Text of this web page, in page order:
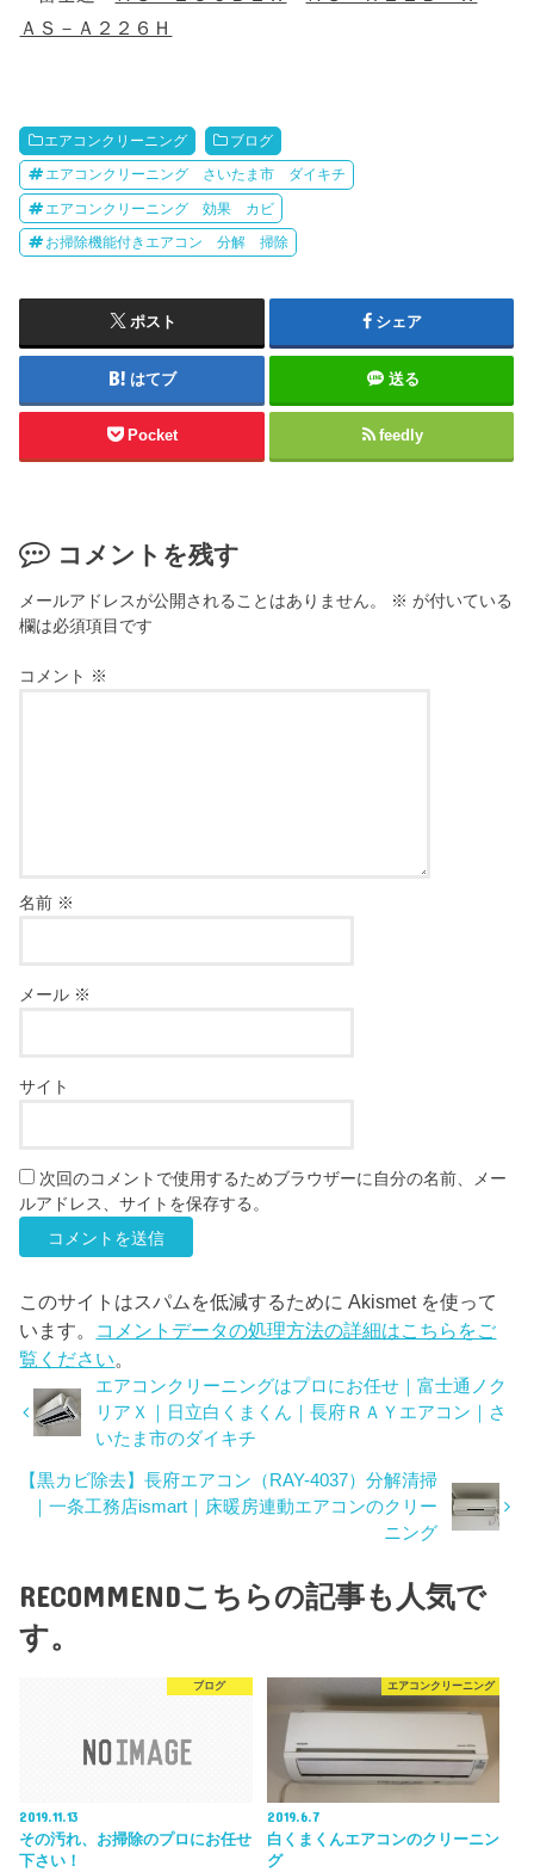
ＡＳ－Ａ２２６Ｈ
エアコンクリーニング ブログ
エアコンクリーニング さいたま市 ダイキチ
エアコンクリーニング 効果 カビ
お掃除機能付きエアコン 分解 掃除
ポスト シェア
はてブ 送る
Pocket feedly
コメントを残す
メールアドレスが公開されることはありません。 ※ が付いている
欄は必須項目です
コメント ※
名前 ※
メール ※
サイト
次回のコメントで使用するためブラウザーに自分の名前、メー
ルアドレス、サイトを保存する。
このサイトはスパムを低減するために Akismet を使って
います。 コメントデータの処理方法の詳細はこちらをご
覧ください。
エアコンクリーニングはプロにお任せ｜富士通ノク
リアＸ｜日立白くまくん｜長府ＲＡＹエアコン｜さ
いたま市のダイキチ
【黒カビ除去】長府エアコン（RAY-4037）分解清掃
｜一条工務店ismart｜床暖房連動エアコンのクリー
ニング
RECOMMENDこちらの記事も人気で
す。
ブログ
2019.11.13
その汚れ、お掃除のプロにお任せ
下さい！
エアコンクリーニング
2019.6.7
白くまくんエアコンのクリーニン
グ